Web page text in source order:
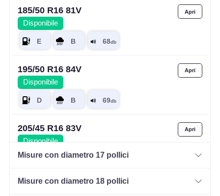
185/50 R16 81V
Disponibile
195/50 R16 84V
Disponibile
205/45 R16 83V
Disponibile
205/50 R16 87W
Misure con diametro 17 pollici
Misure con diametro 18 pollici